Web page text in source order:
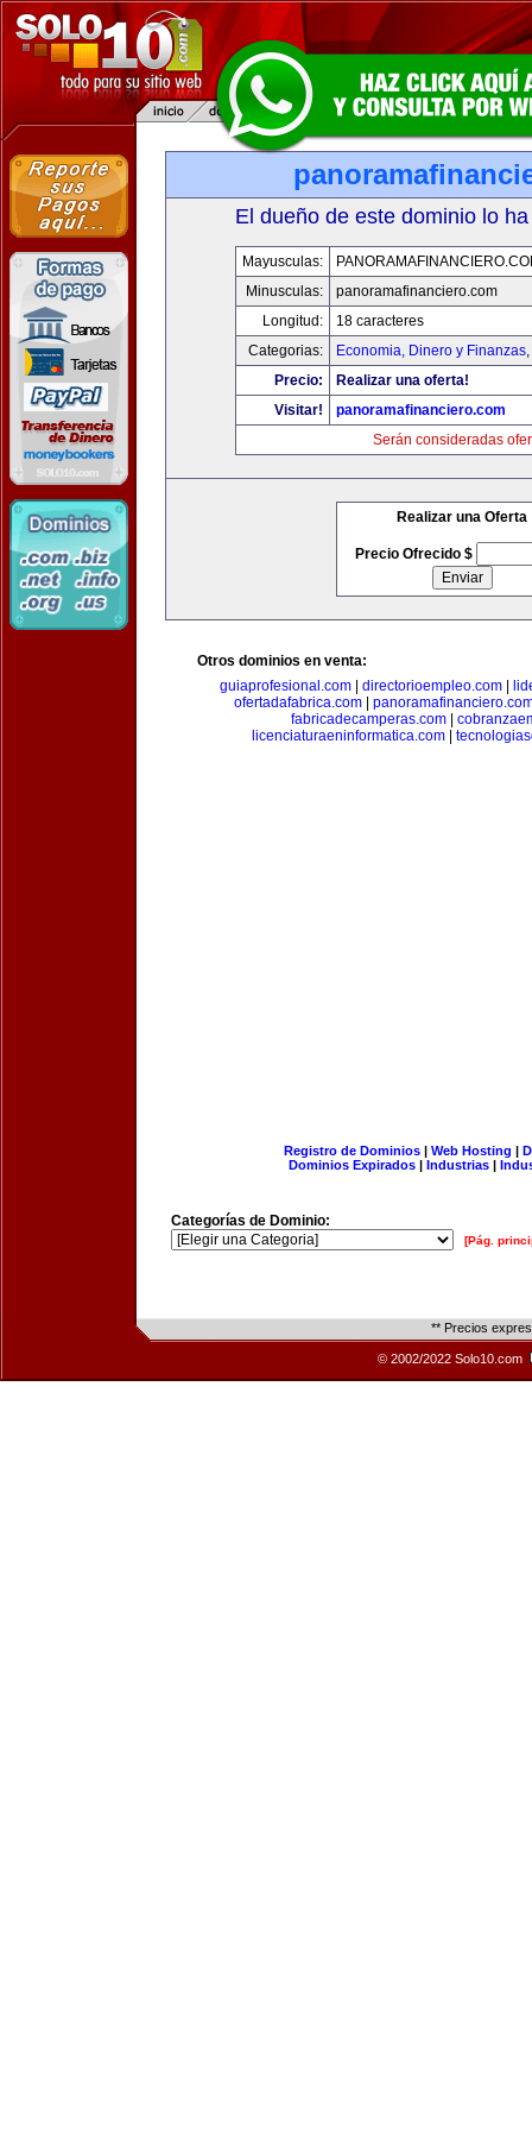
El dueño de este dominio lo
Mayusculas:
Minusculas:
panoramafinanciero.com
Longitud:
18 caracteres
Categorias:
Economia, Dinero y Finanzas,
Precio:
Realizar una oferta!
Visitar!
panoramafinanciero.com
Serán consideradas
Realizar una Oferta
Precio Ofrecido $
Otros dominios en venta:
guiaprofesional.com| directorioempleo.com|
ofertadafabrica.com|
fabricadecamperas.com
licenciaturaeninformatica.com|
Registro de Dominios| Web Hosting |
Dominios Expirados | Industrias |
Categorías de Dominio:
[Pág.
** Precios
© 2002/2022 Solo10.com